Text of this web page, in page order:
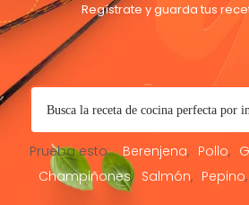
Regístrate y guarda tus
Prueba esto: Berenjena Pollo
Champiñones
Salmón Pepino